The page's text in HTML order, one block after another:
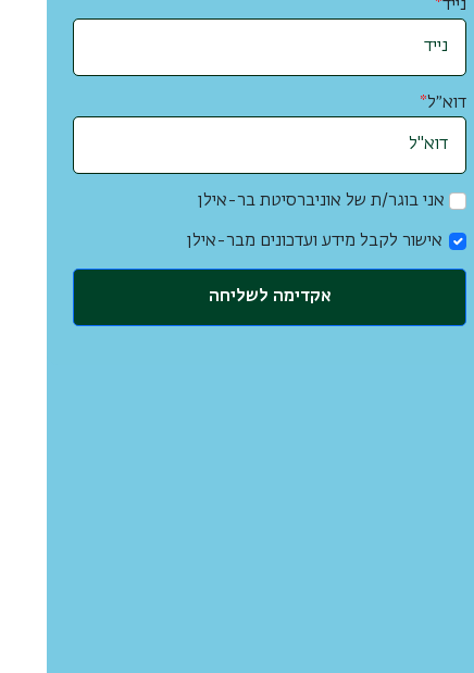
נייד*
דוא״ל*
אני בוגר/ת של אוניברסיטת בר-אילן
אישור לקבל מידע ועדכונים מבר-אילן